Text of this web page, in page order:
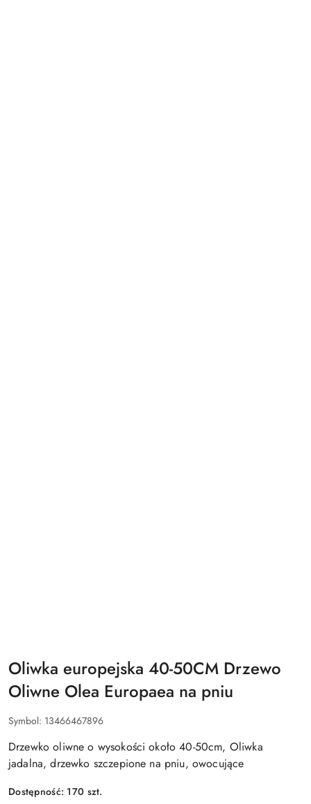
Oliwka europejska 40-50CM Drzewo
Oliwne Olea Europaea na pniu
Symbol: 13466467896
Drzewko oliwne o wysokości około 40-50cm, Oliwka
jadalna, drzewko szczepione na pniu, owocujące
Dostępność: 170 szt.